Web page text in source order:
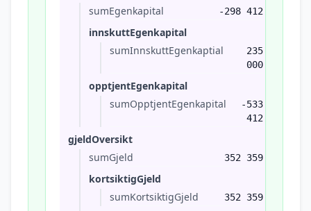
sumEgenkapital
-298 412
innskuttEgenkapital
sumInnskuttEgenkaptial
235
000
opptjentEgenkapital
sumOpptjentEgenkapital
-533
412
gjeldOversikt
sumGjeld
352 359
kortsiktigGjeld
sumKortsiktigGjeld
352 359